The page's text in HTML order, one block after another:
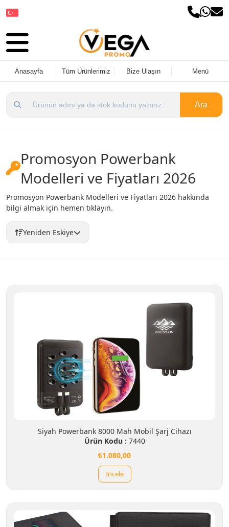
Anasayfa Tüm Ürünlerimiz Bize Ulaşın Menü
Ara
Promosyon Powerbank
Modelleri ve Fiyatları 2026
Promosyon Powerbank Modelleri ve Fiyatları 2026 hakkında
bilgi almak için hemen tıklayın.
Yeniden Eskiye
Siyah Powerbank 8000 Mah Mobil Şarj Cihazı
Ürün Kodu : 7440
₺1.080,00
İncele